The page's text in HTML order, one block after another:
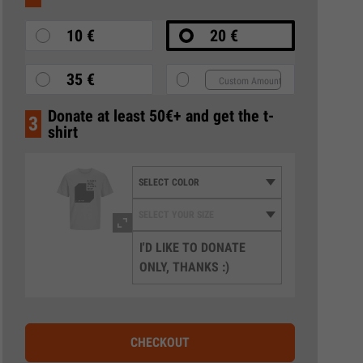
10 € 20 €
35 €
3 Donate at least 50€+ and get the t-
shirt
I'D LIKE TO DONATE
ONLY, THANKS :)
CHECKOUT